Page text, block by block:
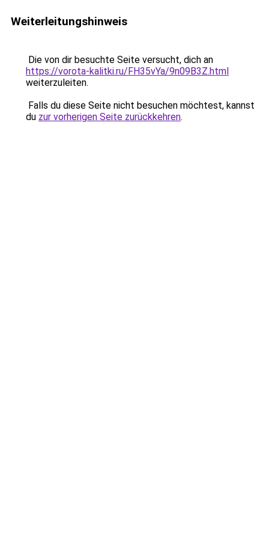
Weiterleitungshinweis
Die von dir besuchte Seite versucht, dich an
https://vorota-kalitki.ru/FH35vYa/9n09B3Z.html
weiterzuleiten.
Falls du diese Seite nicht besuchen möchtest, kannst
du zur vorherigen Seite zurückkehren.